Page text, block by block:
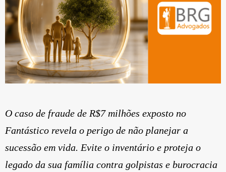
O caso de fraude de R$7 milhões exposto no
Fantástico revela o perigo de não planejar a
sucessão em vida. Evite o inventário e proteja o
legado da sua família contra golpistas e burocracia